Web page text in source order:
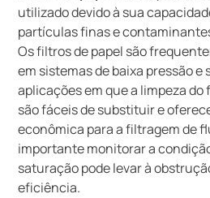
utilizado devido à sua
partículas finas e
Os filtros de papel são
em sistemas de baixa pressão e
aplicações em que a limpeza do
são fáceis de substituir e
econômica para a filtragem de
importante monitorar a
saturação pode levar à
eficiência.